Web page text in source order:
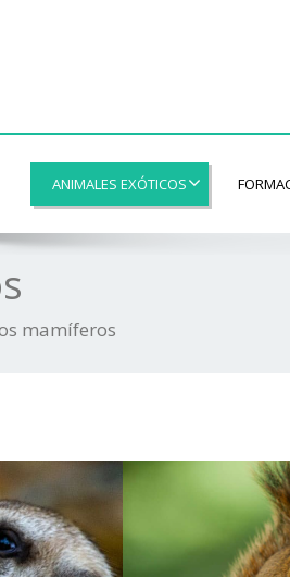
ANIMALES EXÓTICOS
mamíferos